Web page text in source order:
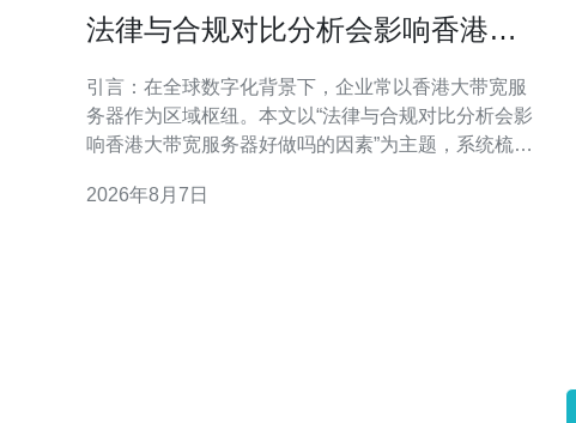
法律与合规对比分析会影响香港大
引言：在全球数字化背景下，企业常以香港大带宽服
务器作为区域枢纽。本文以“法律与合规对比分析会影
响香港大带宽服务器好做吗的因素”为主题，系统梳理
遇与风险。 法律框架与监管要求概述 香港及相关司法
2026年8月7日